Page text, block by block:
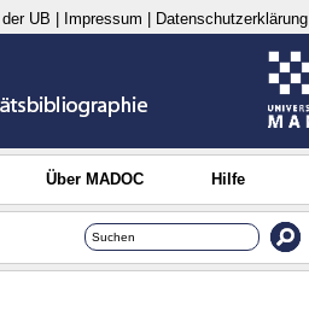
UB Impressum Datenschutzerklärung
Über MADOC Hilfe